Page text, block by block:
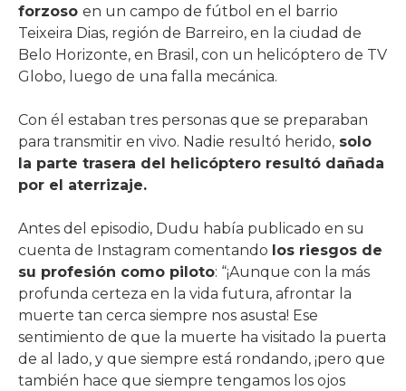
forzoso en un campo de fútbol en el barrio
Teixeira Dias, región de Barreiro, en la ciudad de
Belo Horizonte, en Brasil, con un helicóptero de TV
Globo, luego de una falla mecánica.
Con él estaban tres personas que se preparaban
para transmitir en vivo. Nadie resultó herido, solo
la parte trasera del helicóptero resultó dañada
por el aterrizaje.
Antes del episodio, Dudu había publicado en su
cuenta de Instagram comentando los riesgos de
su profesión como piloto: “¡Aunque con la más
profunda certeza en la vida futura, afrontar la
muerte tan cerca siempre nos asusta! Ese
sentimiento de que la muerte ha visitado la puerta
de al lado, y que siempre está rondando, ¡pero que
también hace que siempre tengamos los ojos